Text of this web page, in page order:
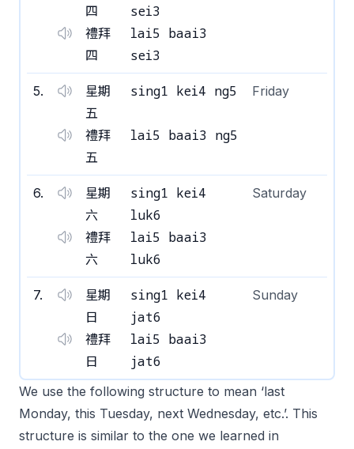
四
sei3
禮拜
四
lai5 baai3
sei3
5.
星期
五
sing1 kei4 ng5 Friday
禮拜
五
lai5 baai3 ng5
6.
星期
六
sing1 kei4
luk6
Saturday
禮拜
六
lai5 baai3
luk6
7.
星期
日
sing1 kei4
jat6
Sunday
禮拜
日
lai5 baai3
jat6
We use the following structure to mean ‘last
Monday, this Tuesday, next Wednesday, etc.’. This
structure is similar to the one we learned in